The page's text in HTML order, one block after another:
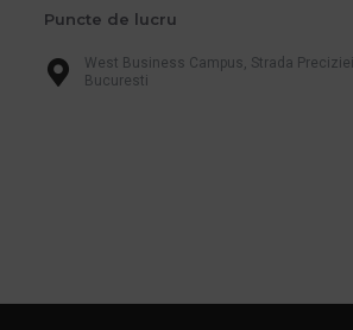
Puncte de lucru
West Business Campus, Strada
Bucuresti